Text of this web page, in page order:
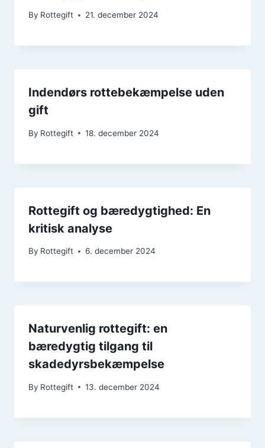
By Rottegift 21. december 2024
Indendørs rottebekæmpelse uden
gift
By Rottegift 18. december 2024
Rottegift og bæredygtighed: En
kritisk analyse
By Rottegift 6. december 2024
Naturvenlig rottegift: en
bæredygtig tilgang til
skadedyrsbekæmpelse
By Rottegift 13. december 2024